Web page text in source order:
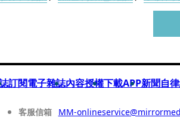
訂閱電子雜誌內容授權下載APP新聞自
客服信箱 MM-